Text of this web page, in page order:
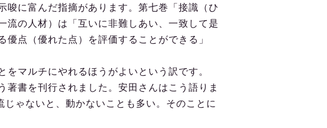
に富んだ指摘があります。第七巻「接識（ひ
流の人材）は「互いに非難しあい、一致して是
点（優れた点）を評価することができる」
マルチにやれるほうがよいという訳です。
書を刊行されました。安田さんはこう語りま
ゃないと、動かないことも多い。そのことに